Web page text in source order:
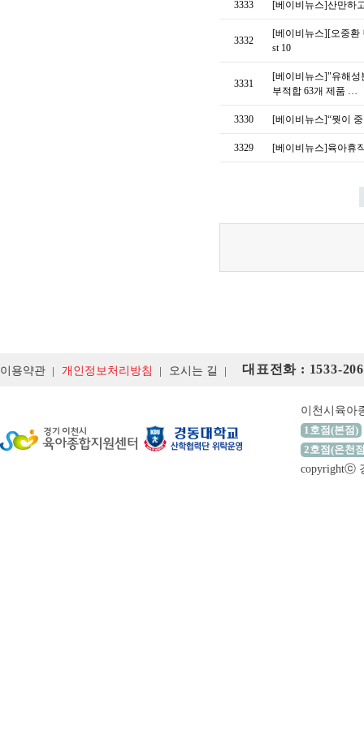
3333 [베이비뉴스]산만하
3332
[베이비뉴스][오중환
st 10
3331
[베이비뉴스]"유해성
부적합 63개 제품 …
3330 [베이비뉴스]“뭣이
3329 [베이비뉴스]육아휴
이용약관 개인정보처리방침 오시는 길 대표전화 : 1533-
이천시육아
1호점(본점)
2호점(온천
copyrightⓒ